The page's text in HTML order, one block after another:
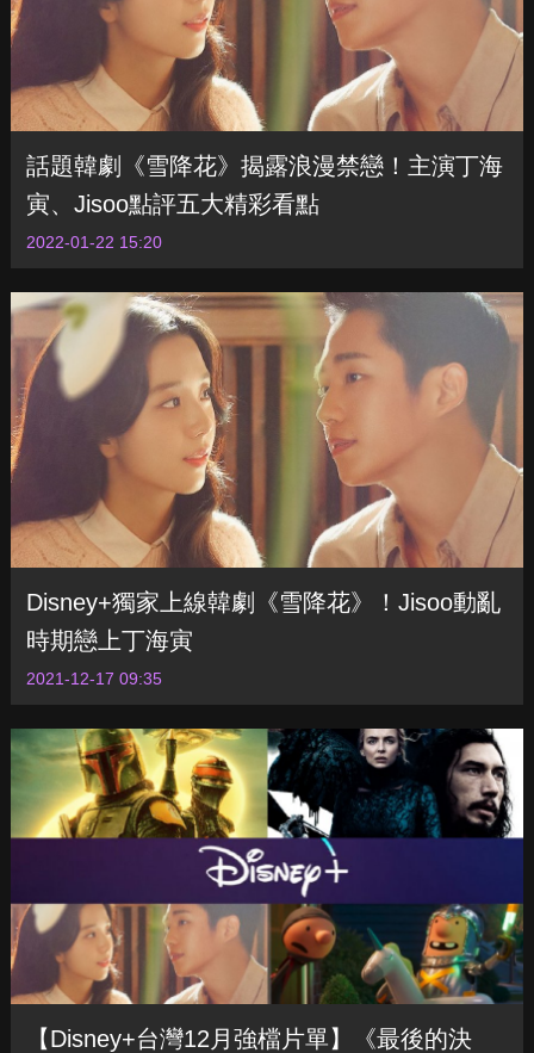
話題韓劇《雪降花》揭露浪漫禁戀！主演丁海
寅、Jisoo點評五大精彩看點
2022-01-22 15:20
Disney+獨家上線韓劇《雪降花》！Jisoo動亂
時期戀上丁海寅
2021-12-17 09:35
【Disney+台灣12月強檔片單】《最後的決